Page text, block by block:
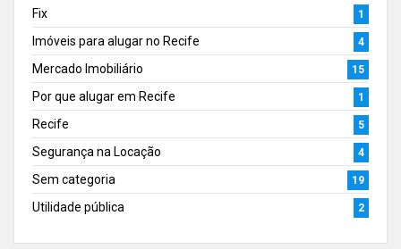
Fix 1
Imóveis para alugar no Recife 4
Mercado Imobiliário 15
Por que alugar em Recife 1
Recife 5
Segurança na Locação 4
Sem categoria 19
Utilidade pública 2